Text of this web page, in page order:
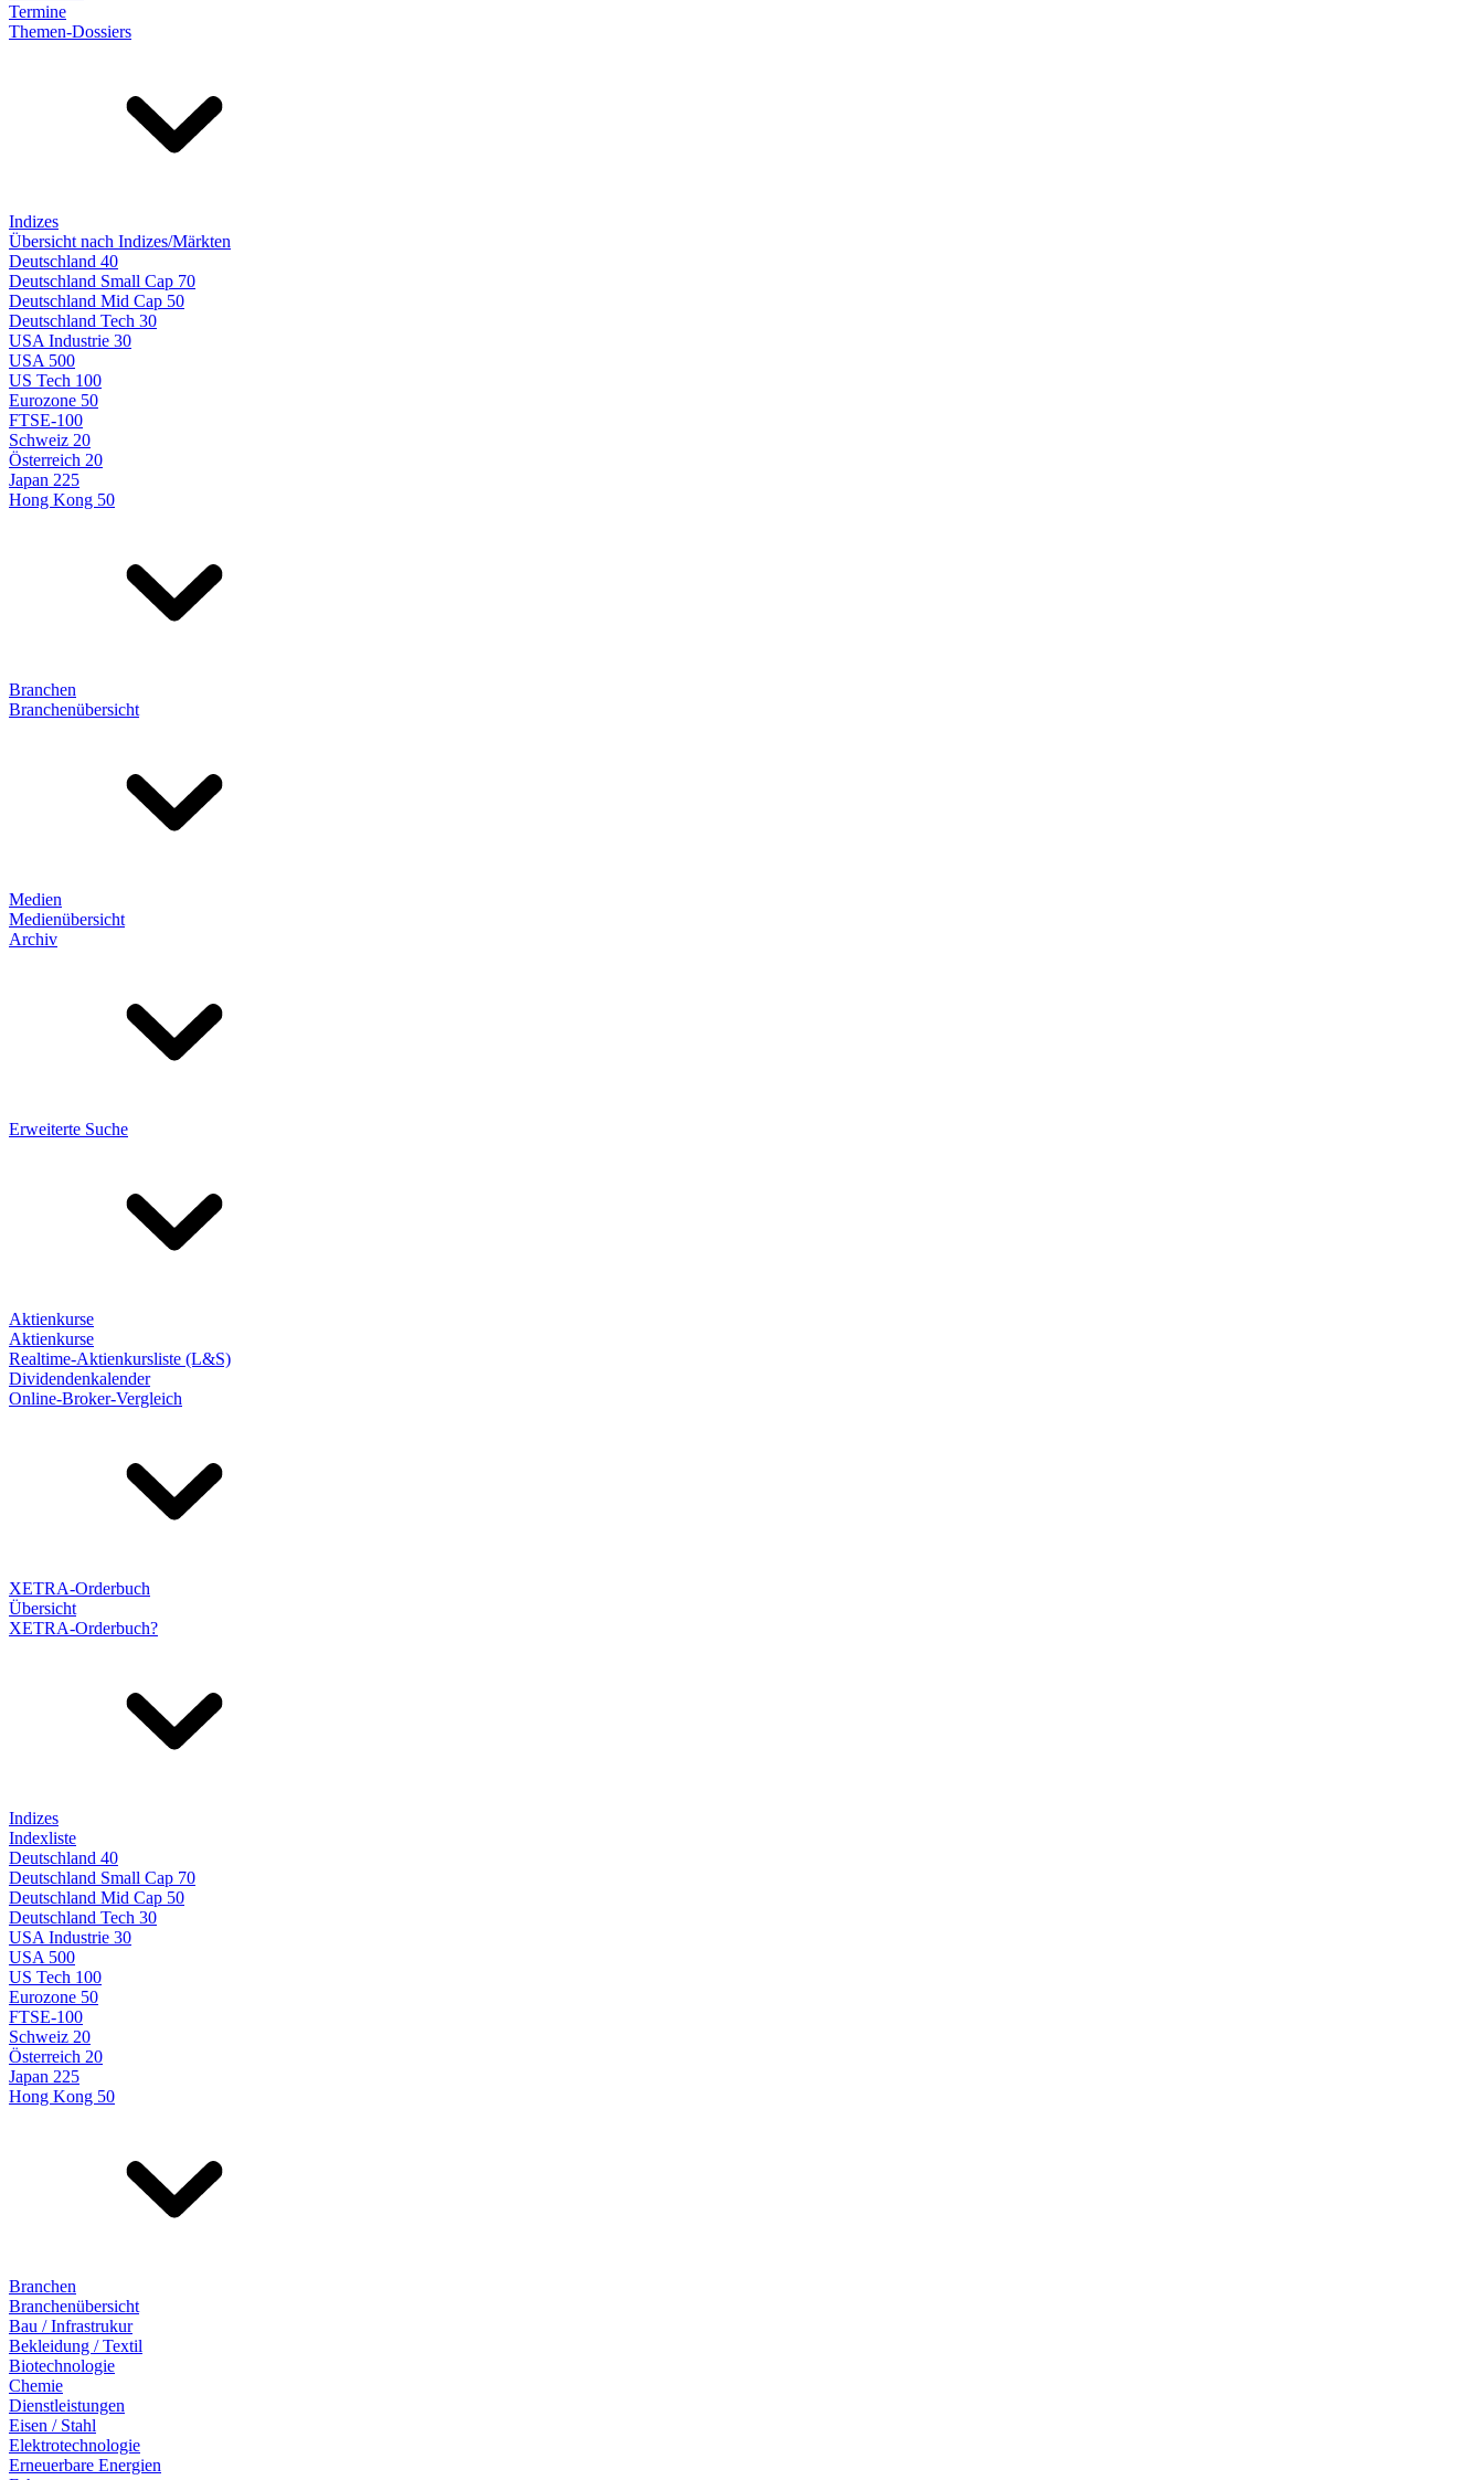
Termine
Themen-Dossiers
Indizes
Übersicht nach Indizes/Märkten
Deutschland 40
Deutschland Small Cap 70
Deutschland Mid Cap 50
Deutschland Tech 30
USA Industrie 30
USA 500
US Tech 100
Eurozone 50
FTSE-100
Schweiz 20
Österreich 20
Japan 225
Hong Kong 50
Branchen
Branchenübersicht
Medien
Medienübersicht
Archiv
Erweiterte Suche
Aktienkurse
Aktienkurse
Realtime-Aktienkursliste (L&S)
Dividendenkalender
Online-Broker-Vergleich
XETRA-Orderbuch
Übersicht
XETRA-Orderbuch?
Indizes
Indexliste
Deutschland 40
Deutschland Small Cap 70
Deutschland Mid Cap 50
Deutschland Tech 30
USA Industrie 30
USA 500
US Tech 100
Eurozone 50
FTSE-100
Schweiz 20
Österreich 20
Japan 225
Hong Kong 50
Branchen
Branchenübersicht
Bau / Infrastrukur
Bekleidung / Textil
Biotechnologie
Chemie
Dienstleistungen
Eisen / Stahl
Elektrotechnologie
Erneuerbare Energien